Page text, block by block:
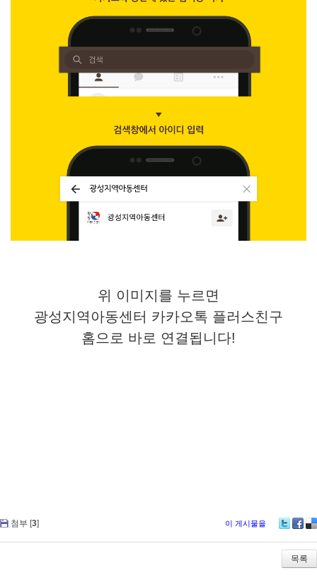
위 이미지를 누르면
광성지역아동센터 카카오톡 플러스친구
홈으로 바로 연결됩니다!
첨부 [3] 이 게시물을
bo
ok
ou
s
목록